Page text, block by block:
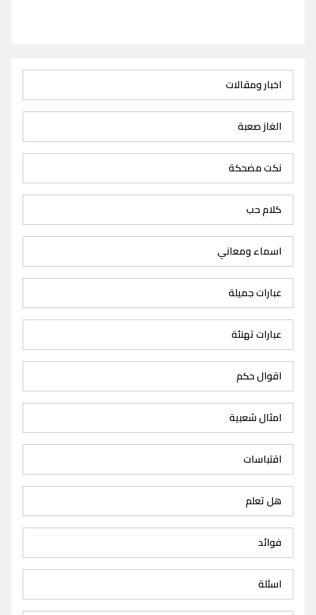
اخبار ومقالات
الغاز صعبة
نكت مضحكة
كلام حب
اسماء ومعاني
عبارات جميلة
عبارات تهنئة
اقوال حكم
امثال شعبية
اقتباسات
هل تعلم
فوائد
اسئلة